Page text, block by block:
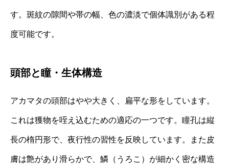
す。斑紋の隙間や帯の幅、色の濃淡で個体識別がある程
度可能です。
頭部と瞳・生体構造
アカマタの頭部はやや大きく、扁平な形をしています。
これは獲物を咥え込むための適応の一つです。瞳孔は縦
長の楕円形で、夜行性の習性を反映しています。また皮
膚は艶があり滑らかで、鱗（うろこ）が細かく密な構造